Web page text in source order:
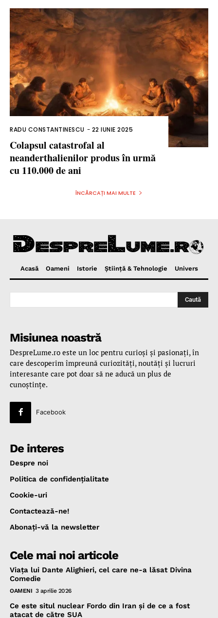
RADU CONSTANTINESCU - 22 IUNIE 2025
Colapsul catastrofal al
neanderthalienilor produs în urmă
cu 110.000 de ani
ÎNCĂRCAȚI MAI MULTE
Acasă Oameni Istorie Ştiinţă & Tehnologie Univers
Caută
Misiunea noastră
DespreLume.ro este un loc pentru curioşi şi pasionaţi, în
care descoperim împreună curiozităţi, noutăţi şi lucruri
interesante care pot doar să ne aducă un plus de
cunoştinţe.
Facebook
De interes
Despre noi
Politica de confidenţialitate
Cookie-uri
Contactează-ne!
Abonaţi-vă la newsletter
Cele mai noi articole
Viața lui Dante Alighieri, cel care ne-a lăsat Divina
Comedie
OAMENI 3 aprilie 2026
Ce este situl nuclear Fordo din Iran și de ce a fost
atacat de către SUA